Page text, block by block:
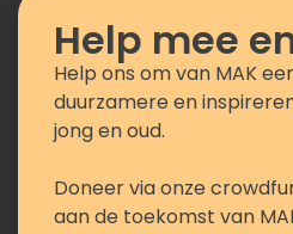
Scholen die deelnemen
Duurzaam ontvangen
materialenkist vol
Help mee
Help ons om van MAK
duurzamere en
jong en oud.
Doneer via onze
aan de toekomst van